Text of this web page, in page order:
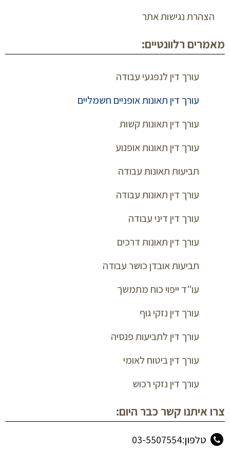
הצהרת נגישות אתר
מאמרים רלוונטיים:
עורך דין לנפגעי עבודה
עורך דין תאונות אופניים חשמליים
עורך דין תאונות קשות
עורך דין תאונות אופנוע
תביעות תאונות עבודה
עורך דין תאונות עבודה
עורך דין דיני עבודה
עורך דין תאונות דרכים
תביעות אובדן כושר עבודה
עו"ד ייפוי כוח מתמשך
עורך דין נזקי גוף
עורך דין לתביעות פנסיה
עורך דין ביטוח לאומי
עורך דין נזקי רכוש
צרו איתנו קשר כבר היום:
טלפון:03-5507554